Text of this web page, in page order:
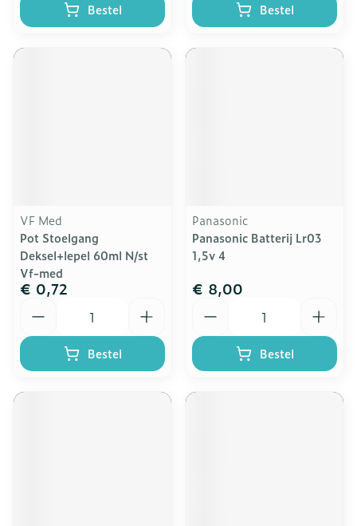
Bestel Bestel
VF Med
Pot Stoelgang
Deksel+lepel 60ml N/st
Vf-med
€ 0,72
Bestel
Panasonic
Panasonic Batterij Lr03
1,5v 4
€ 8,00
Bestel